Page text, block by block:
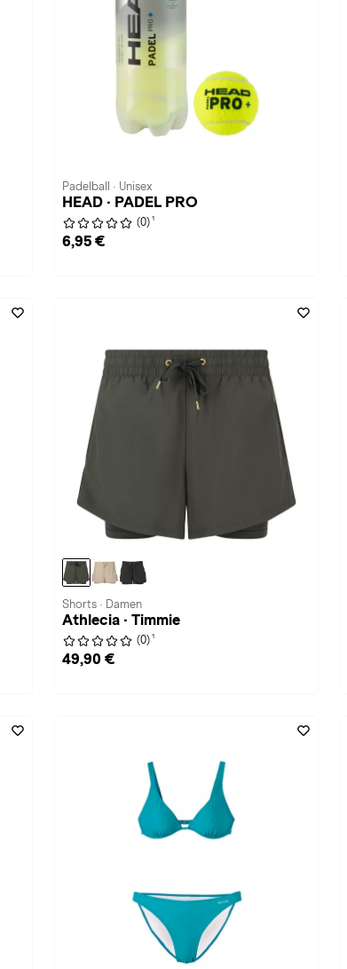
Padelball · Unisex
HEAD · PADEL PRO
(0) 1
6,95 €
Shorts · Damen
Athlecia · Timmie
(0) 1
49,90 €